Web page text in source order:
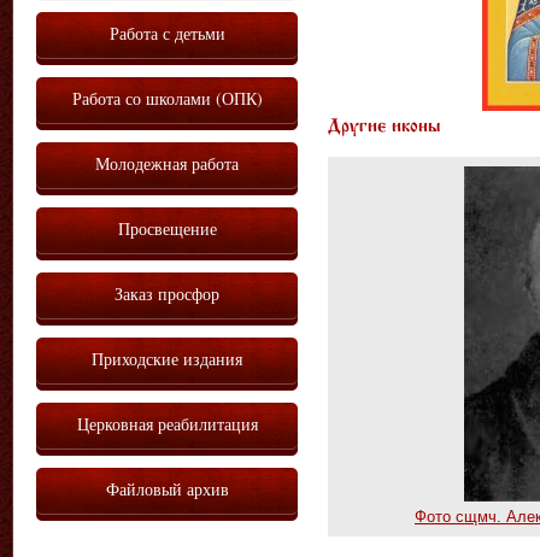
Другие иконы
Фото сщмч.
Работа с детьми
Работа со школами (ОПК)
Молодежная работа
Просвещение
Заказ просфор
Приходские издания
Церковная реабилитация
Файловый архив